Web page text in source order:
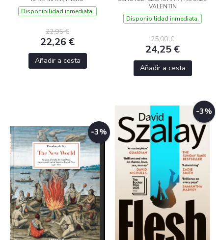
Disponibilidad inmediata.
22,95 €
22,26 €
Añadir a cesta
VALENTIN
Disponibilidad inmediata.
25,00 €
24,25 €
Añadir a cesta
-3%
-3%